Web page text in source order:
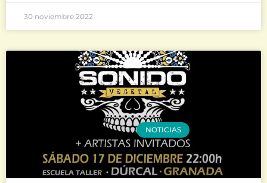
30 noviembre 2022
NOTICIAS